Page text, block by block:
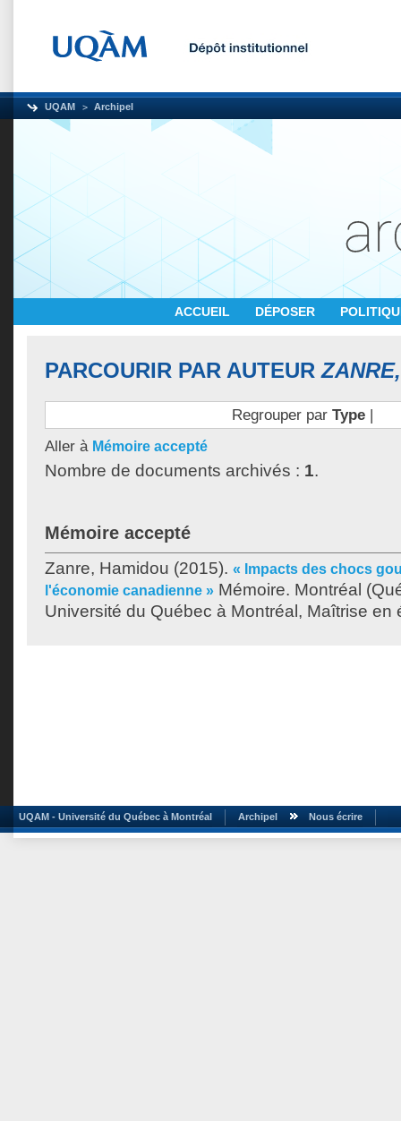
UQAM Archipel
ACCUEIL DÉPOSER
PARCOURIR PAR AUTEUR
Regrouper par Type|
Aller à Mémoire accepté
Nombre de documents archivés : 1.
Mémoire accepté
Zanre, Hamidou (2015). « Impacts des chocs
l'économie canadienne » Mémoire. Montréal
Université du Québec à Montréal, Maîtrise en
UQAM - Université du Québec à Montréal Archipel Nous écrire